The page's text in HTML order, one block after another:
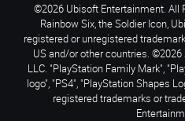
©2026 Ubisoft Entertainment. All
Rainbow Six, the Soldier Icon,
registered or unregistered
US and/or other countries.
LLC. "PlayStation Family Mark",
logo", "PS4", "PlayStation Shapes
registered trademarks or